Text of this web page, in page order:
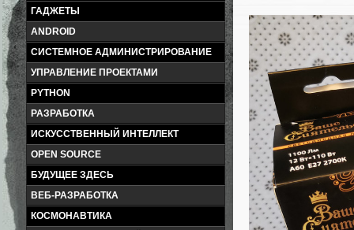
ГАДЖЕТЫ
ANDROID
СИСТЕМНОЕ АДМИНИСТРИРОВАНИЕ
УПРАВЛЕНИЕ ПРОЕКТАМИ
PYTHON
РАЗРАБОТКА
ИСКУССТВЕННЫЙ ИНТЕЛЛЕКТ
OPEN SOURCE
БУДУЩЕЕ ЗДЕСЬ
ВЕБ-РАЗРАБОТКА
КОСМОНАВТИКА